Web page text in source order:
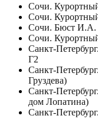
Сочи.
Сочи.
Сочи. Бюст И.А.
Сочи.
Санкт-
Г2
Санкт-
Груздева)
Санкт-
дом Лопатина)
Санкт-